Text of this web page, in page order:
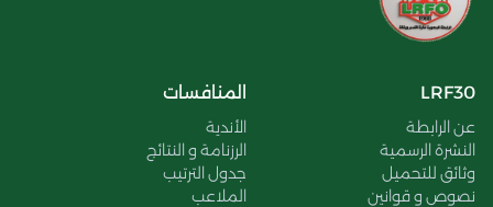
LRF30
عن الرابطة
النشرة الرسمية
وثائق للتحميل
نصوص و قوانين
المنافسات
الأندية
الرزنامة و النتائج
جدول الترتيب
الملاعب